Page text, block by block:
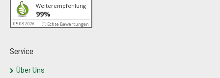
Weiterempfehlung
99%
05.08.2026 ⓘ Echte Bewertungen
Service
Über Uns